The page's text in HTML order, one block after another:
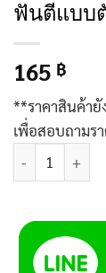
ฟันตีแบบ
165 ฿
**ราคาสินค้ายั
เพื่อสอบถามร
จำนวน ฟันตีแบ